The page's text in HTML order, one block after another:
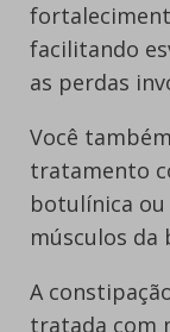
facilitando
as perdas
Você
tratamento
botulínica
músculos da
A
tratada com